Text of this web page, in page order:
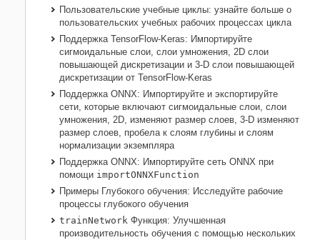
Пользовательские учебные циклы: узнайте больше о
пользовательских учебных рабочих процессах цикла
Поддержка TensorFlow-Keras: Импортируйте
сигмоидальные слои, слои умножения, 2D слои
повышающей дискретизации и 3-D слои повышающей
дискретизации от TensorFlow-Keras
Поддержка ONNX: Импортируйте и экспортируйте
сети, которые включают сигмоидальные слои, слои
умножения, 2D, изменяют размер слоев, 3-D изменяют
размер слоев, пробела к слоям глубины и слоям
нормализации экземпляра
Поддержка ONNX: Импортируйте сеть ONNX при
помощи importONNXFunction
Примеры Глубокого обучения: Исследуйте рабочие
процессы глубокого обучения
trainNetwork Функция: Улучшенная
производительность обучения с помощью нескольких